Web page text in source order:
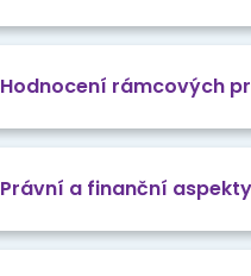
Hodnocení rámcových
Právní a finanční aspekty